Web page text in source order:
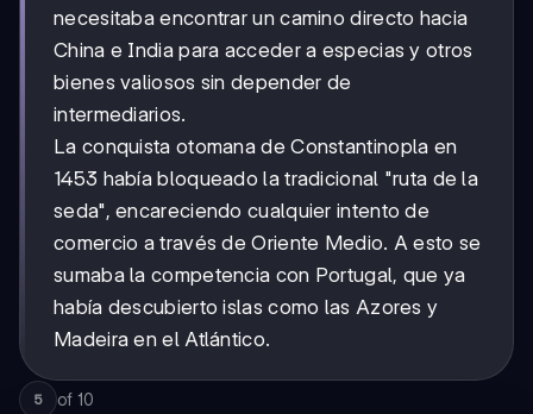
necesitaba encontrar un camino directo hacia
China e India para acceder a especias y otros
bienes valiosos sin depender de
intermediarios.
La conquista otomana de Constantinopla en
1453 había bloqueado la tradicional "ruta de la
seda", encareciendo cualquier intento de
comercio a través de Oriente Medio. A esto se
sumaba la competencia con Portugal, que ya
había descubierto islas como las Azores y
Madeira en el Atlántico.
5 of 10